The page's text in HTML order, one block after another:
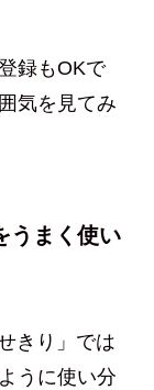
録もOKで
気を見てみ
うまく使い
きり」では
うに使い分